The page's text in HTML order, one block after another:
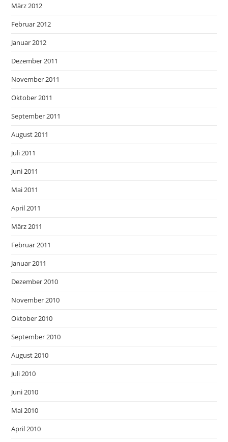
März 2012
Februar 2012
Januar 2012
Dezember 2011
November 2011
Oktober 2011
September 2011
August 2011
Juli 2011
Juni 2011
Mai 2011
April 2011
März 2011
Februar 2011
Januar 2011
Dezember 2010
November 2010
Oktober 2010
September 2010
August 2010
Juli 2010
Juni 2010
Mai 2010
April 2010